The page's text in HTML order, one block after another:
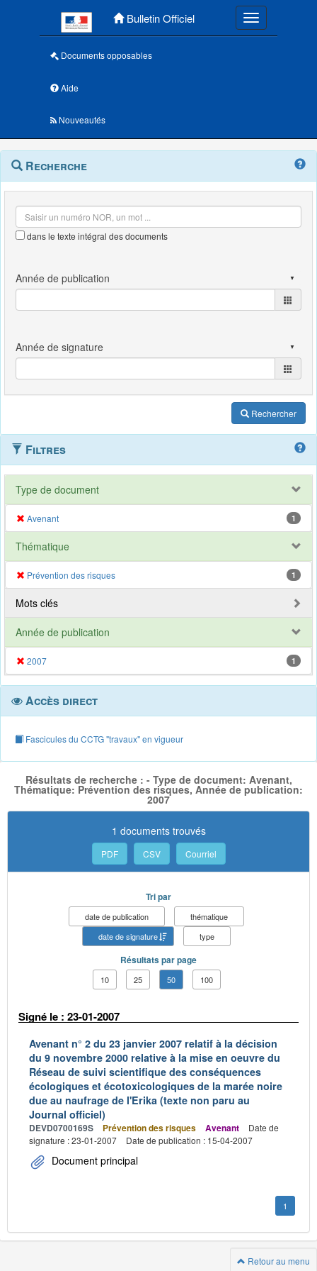
Bulletin Officiel Toggle
Documents opposables
Aide
Nouveautés
Navigation
outils
Menu
contextuel
Recherche
dans le texte intégral des documents
Rechercher
Filtres
Type de document
Avenant 1
Thématique
Prévention des risques 1
Mots clés
Année de publication
2007 1
Accès direct
Fascicules du CCTG "travaux" en vigueur
Résultats de recherche : - Type de document: Avenant,
Thématique: Prévention des risques, Année de publication:
2007
1 documents trouvés
PDF CSV Courriel
Tri par
date de publication
thématique
date de signature
type
Résultats par page
10 25 50 100
Signé le : 23-01-2007
Avenant n° 2 du 23 janvier 2007 relatif à la décision
du 9 novembre 2000 relative à la mise en oeuvre du
Réseau de suivi scientifique des conséquences
écologiques et écotoxicologiques de la marée noire
due au naufrage de l'Erika (texte non paru au
Journal officiel)
DEVD0700169S Prévention des risques Avenant
Date de
signature : 23-01-2007
Date de publication : 15-04-2007
Document principal
1
Retour au menu